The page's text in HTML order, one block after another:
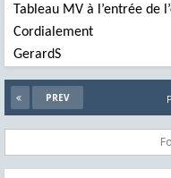
Tableau MV à l’entrée de
Cordialement
GerardS
PREV